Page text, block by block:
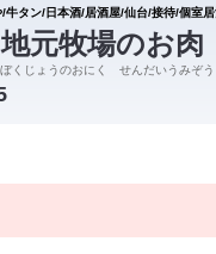
牛タン/日本酒/居酒屋/仙台/接待/個室
地元牧場のお
ぼくじょうのおにく せんだいうみぞ